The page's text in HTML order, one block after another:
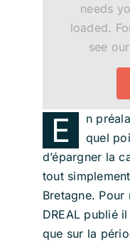
needs
loaded.
see our
E
n
quel
d’épargner la
tout
Bretagne.
DREAL publié
que sur la